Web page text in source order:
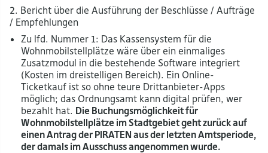
2. Bericht über die Ausführung der Beschlüsse / Aufträge
/ Empfehlungen
Zu lfd. Nummer 1: Das Kassensystem für die
Wohnmobilstellplätze wäre über ein einmaliges
Zusatzmodul in die bestehende Software integriert
(Kosten im dreistelligen Bereich). Ein Online-
Ticketkauf ist so ohne teure Drittanbieter-Apps
möglich; das Ordnungsamt kann digital prüfen, wer
bezahlt hat. Die Buchungsmöglichkeit für
Wohnmobilstellplätze im Stadtgebiet geht zurück auf
einen Antrag der PIRATEN aus der letzten Amtsperiode,
der damals im Ausschuss angenommen wurde.